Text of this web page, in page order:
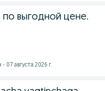
по выгодной цене.
07 августа 2026 г.